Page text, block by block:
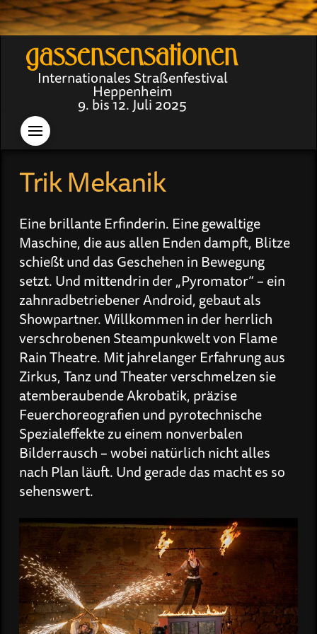
Internationales Straßenfestival
Heppenheim
9. bis 12. Juli 2025
Trik Mekanik
Eine brillante Erfinderin. Eine gewaltige
Maschine, die aus allen Enden dampft, Blitze
schießt und das Geschehen in Bewegung
setzt. Und mittendrin der „Pyromator“ – ein
zahnradbetriebener Android, gebaut als
Showpartner. Willkommen in der herrlich
verschrobenen Steampunkwelt von Flame
Rain Theatre. Mit jahrelanger Erfahrung aus
Zirkus, Tanz und Theater verschmelzen sie
atemberaubende Akrobatik, präzise
Feuerchoreografien und pyrotechnische
Spezialeffekte zu einem nonverbalen
Bilderrausch – wobei natürlich nicht alles
nach Plan läuft. Und gerade das macht es so
sehenswert.